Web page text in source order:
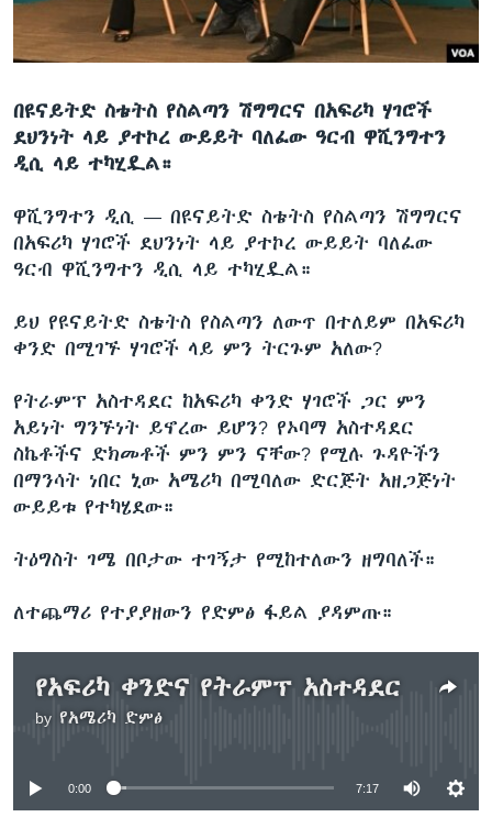
በዩናይትድ ስቴትስ የስልጣን ሽግግርና በአፍሪካ ሃገሮች
ደህንነት ላይ ያተኮረ ውይይት ባለፈው ዓርብ ዋሺንግተን
ዲሲ ላይ ተካሂዷል።
ዋሺንግተን ዲሲ — በዩናይትድ ስቴትስ የስልጣን ሽግግርና
በአፍሪካ ሃገሮች ደህንነት ላይ ያተኮረ ውይይት ባለፈው
ዓርብ ዋሺንግተን ዲሲ ላይ ተካሂዷል።
ይህ የዩናይትድ ስቴትስ የስልጣን ለውጥ በተለይም በአፍሪካ
ቀንድ በሚገኙ ሃገሮች ላይ ምን ትርጉም አለው?
የትራምፕ አስተዳደር ከአፍሪካ ቀንድ ሃገሮች ጋር ምን
አይነት ግንኙነት ይኖረው ይሆን? የኦባማ አስተዳደር
ስኬቶችና ድክመቶች ምን ምን ናቸው? የሚሉ ጉዳዮችን
በማንሳት ነበር ኒው አሜሪካ በሚባለው ድርጅት አዘጋጅነት
ውይይቱ የተካሄደው።
ትዕግስት ገሜ በቦታው ተገኝታ የሚከተለውን ዘግባለች።
ለተጨማሪ የተያያዘውን የድምፅ ፋይል ያዳምጡ።
የአፍሪካ ቀንድና የትራምፕ አስተዳደር
by የአሜሪካ ድምፅ
No media source currently available
0:00 7:17